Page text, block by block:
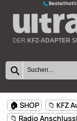
🏠 SHOP 📁
-27,3%